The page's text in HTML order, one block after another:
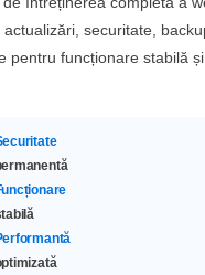
actualizări, securitate,
pentru funcționare stabilă